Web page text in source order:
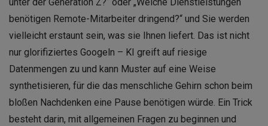
benötigen Remote-Mitarbeiter dringend?“ und Sie werden
vielleicht erstaunt sein, was sie Ihnen liefert. Das ist nicht
nur glorifiziertes Googeln – KI greift auf riesige
Datenmengen zu und kann Muster auf eine Weise
synthetisieren, für die das menschliche Gehirn schon beim
bloßen Nachdenken eine Pause benötigen würde. Ein Trick
besteht darin, mit allgemeinen Fragen zu beginnen und